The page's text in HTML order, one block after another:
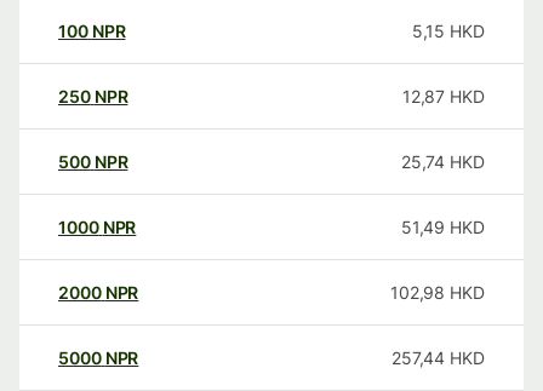
100 NPR 5,15 HKD
250 NPR 12,87 HKD
500 NPR 25,74 HKD
1000 NPR 51,49 HKD
2000 NPR 102,98 HKD
5000 NPR 257,44 HKD